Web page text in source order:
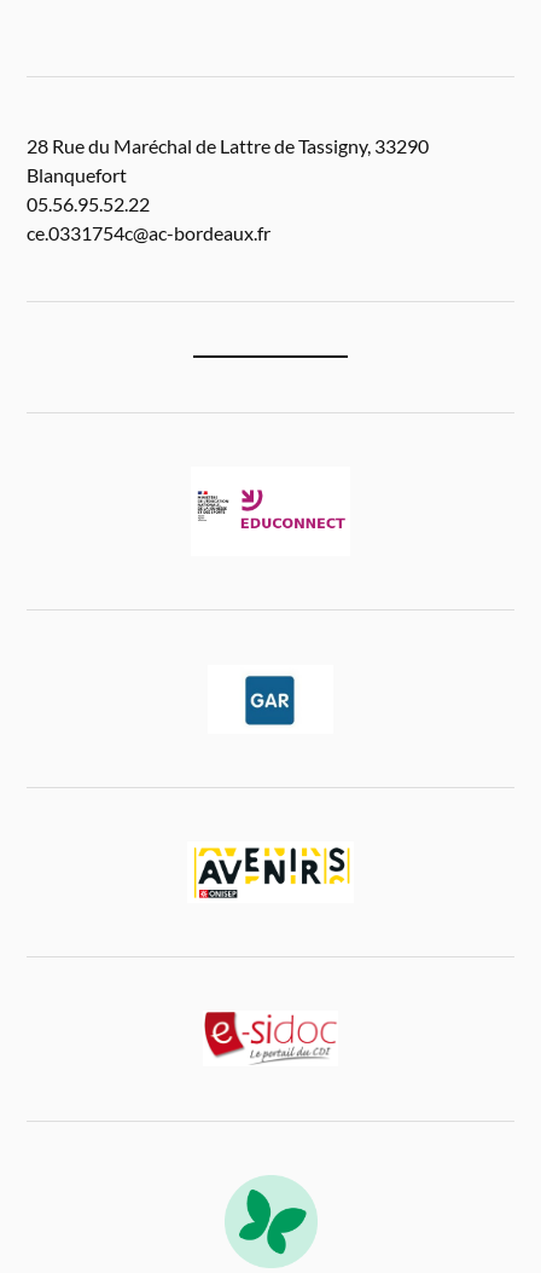
28 Rue du Maréchal de Lattre de Tassigny, 33290
Blanquefort
05.56.95.52.22
ce.0331754c@ac-bordeaux.fr